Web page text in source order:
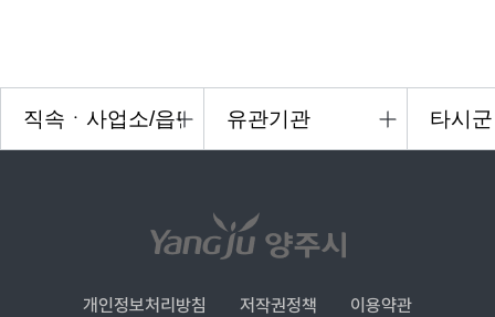
개인정보처리방침 저작권정책 이용약관